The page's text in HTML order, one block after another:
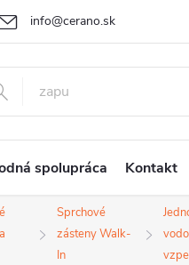
+421 232 195 445
info@cerano.sk
Cenová ponuka na mieru
spolupráca Kontakt
Sprchové
zásteny Walk-
In